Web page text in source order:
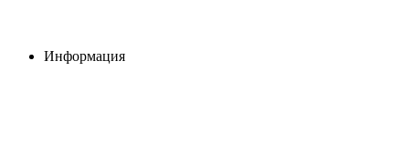
Информация